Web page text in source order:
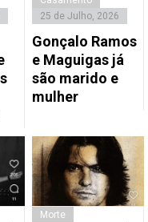
25 de Julho, 2026
Gonçalo Ramos
e Maguigas já
são marido e
mulher
Morte